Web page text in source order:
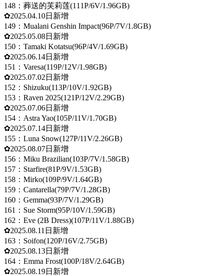
148：葬送的芙莉莲(111P/6V/1.96GB)
✿2025.04.10日新增
149：Mualani Genshin Impact(96P/7V/1.8GB)
✿2025.05.08日新增
150：Tamaki Kotatsu(96P/4V/1.69GB)
✿2025.06.14日新增
151：Varesa(119P/12V/1.98GB)
✿2025.07.02日新增
152：Shizuku(113P/10V/1.92GB)
153：Raven 2025(121P/12V/2.29GB)
✿2025.07.06日新增
154：Astra Yao(105P/11V/1.70GB)
✿2025.07.14日新增
155：Luna Snow(127P/11V/2.26GB)
✿2025.08.07日新增
156：Miku Brazilian(103P/7V/1.58GB)
157：Starfire(81P/9V/1.53GB)
158：Mirko(109P/9V/1.64GB)
159：Cantarella(79P/7V/1.28GB)
160：Gemma(93P/7V/1.29GB)
161：Sue Storm(95P/10V/1.59GB)
162：Eve (2B Dress)(107P/11V/1.88GB)
✿2025.08.11日新增
163：Soifon(120P/16V/2.75GB)
✿2025.08.13日新增
164：Emma Frost(100P/18V/2.64GB)
✿2025.08.19日新增